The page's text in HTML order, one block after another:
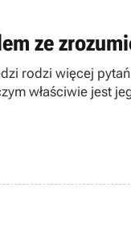
ze
rodzi więcej
właściwie jest